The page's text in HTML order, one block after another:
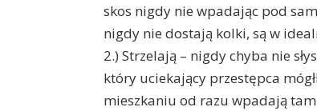
skos nigdy nie wpadając pod
nigdy nie dostają kolki, są w
2.) Strzelają – nigdy chyba nie
który uciekający przestępca
mieszkaniu od razu wpadają